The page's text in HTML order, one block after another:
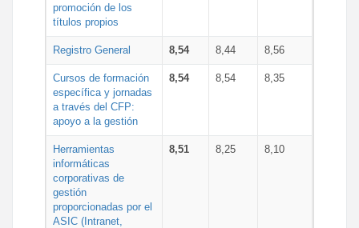
promoción de los
títulos propios
Registro General 8,54 8,44 8,56
Cursos de formación
específica y jornadas
a través del CFP:
apoyo a la gestión
8,54 8,54 8,35
Herramientas
informáticas
corporativas de
gestión
proporcionadas por el
ASIC (Intranet,
8,51 8,25 8,10